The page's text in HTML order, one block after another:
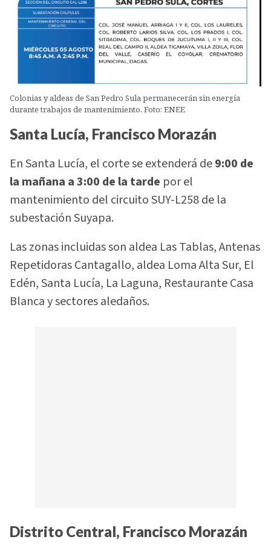
Colonias y aldeas de San Pedro Sula permanecerán sin energía
durante trabajos de mantenimiento. Foto: ENEE
Santa Lucía, Francisco Morazán
En Santa Lucía, el corte se extenderá de9:00 de
la mañana a 3:00 de la tarde por el
mantenimiento del circuito SUY-L258 de la
subestación Suyapa.
Las zonas incluidas son aldea Las Tablas, Antenas
Repetidoras Cantagallo, aldea Loma Alta Sur, El
Edén, Santa Lucía, La Laguna, Restaurante Casa
Blanca y sectores aledaños.
Distrito Central, Francisco Morazán